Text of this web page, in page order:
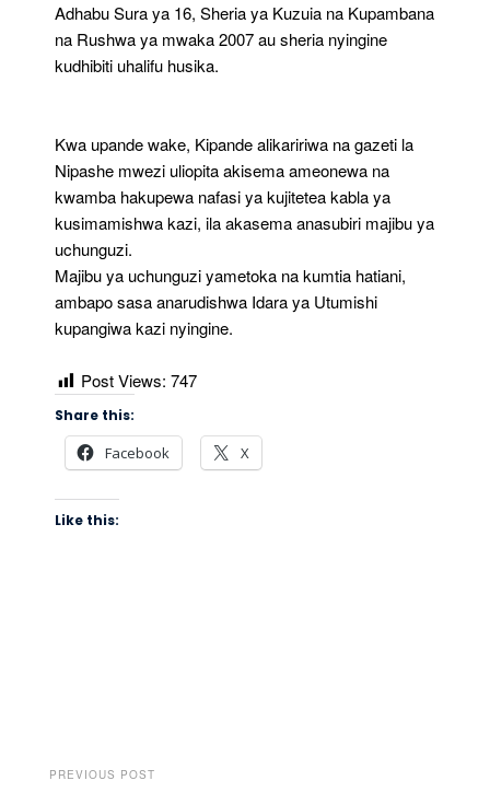
Adhabu Sura ya 16, Sheria ya Kuzuia na Kupambana
na Rushwa ya mwaka 2007 au sheria nyingine
kudhibiti uhalifu husika.
Kwa upande wake, Kipande alikaririwa na gazeti la
Nipashe mwezi uliopita akisema ameonewa na
kwamba hakupewa nafasi ya kujitetea kabla ya
kusimamishwa kazi, ila akasema anasubiri majibu ya
uchunguzi.
Majibu ya uchunguzi yametoka na kumtia hatiani,
ambapo sasa anarudishwa Idara ya Utumishi
kupangiwa kazi nyingine.
Post Views: 747
Share this:
Facebook X
Like this:
PREVIOUS POST